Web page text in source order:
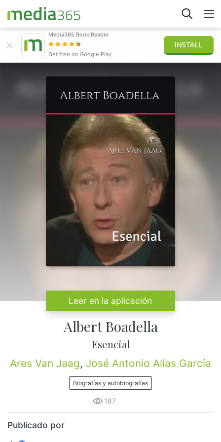
Iniciar sesión
Media365 Book Reader
Get free on Google Play
INSTALL
Leer en la aplicación
Albert Boadella
Esencial
Ares Van Jaag, José Antonio Alías García
Biografías y autobiografías
187
Publicado por